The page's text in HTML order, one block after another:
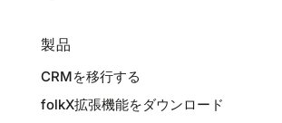
製品
CRMを移行する
folkX拡張機能をダウンロード